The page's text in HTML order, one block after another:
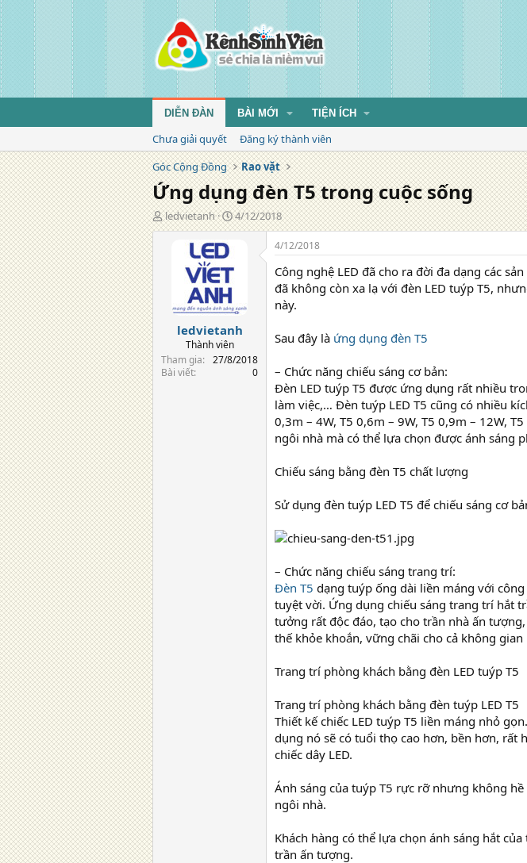
DIỄN ĐÀN BÀI MỚI TIỆN ÍCH
Chưa giải quyết
Đăng ký thành viên
Góc Cộng Đồng
Rao vặt
Ứng dụng đèn T5 trong cuộc sống
T
á
ledvietanh
N
g
g
4/12/2018
ledvietanh
Thành viên
Tham gia
27/8/2018
Bài viết
0
4/12/2018
Công nghệ LED đã cho ra đời đa dạng các
đã không còn xa lạ với đèn LED tuýp T5,
này.
Sau đây là ứng dụng đèn T5
– Chức năng chiếu sáng cơ bản:
Đèn LED tuýp T5 được ứng dụng rất nhiều
làm việc,… Đèn tuýp LED T5 cũng có nhiều
0,3m – 4W, T5 0,6m – 9W, T5 0,9m – 12W,
ngôi nhà mà có thể lựa chọn được ánh sáng
Chiếu sáng bằng đèn T5 chất lượng
Sử dụng đèn tuýp LED T5 để chiếu sáng cơ
– Chức năng chiếu sáng trang trí:
Đèn T5 dạng tuýp ống dài liền máng với
tuyệt vời. Ứng dụng chiếu sáng trang trí hắt
tưởng rất độc đáo, tạo cho trần nhà ấn
thế khỏe khoắn, vững chãi cho cả không gian
Trang trí phòng khách bằng đèn LED tuýp T5
Trang trí phòng khách bằng đèn tuýp LED T5
Thiết kế chiếc LED tuýp T5 liền máng nhỏ
dụng nó sẽ có tuổi thọ cao hơn, bền hơn,
chiếc dây LED.
Ánh sáng của tuýp T5 rực rỡ nhưng không
ngôi nhà.
Khách hàng có thể lựa chọn ánh sáng hắt
trần ấn tượng.